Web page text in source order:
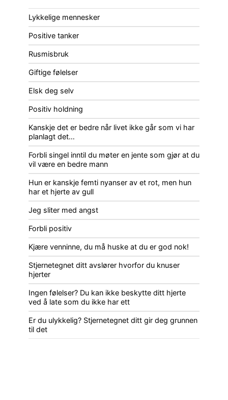
Lykkelige mennesker
Positive tanker
Rusmisbruk
Giftige følelser
Elsk deg selv
Positiv holdning
Kanskje det er bedre når livet ikke går som vi har
planlagt det…
Forbli singel inntil du møter en jente som gjør at du
vil være en bedre mann
Hun er kanskje femti nyanser av et rot, men hun
har et hjerte av gull
Jeg sliter med angst
Forbli positiv
Kjære venninne, du må huske at du er god nok!
Stjernetegnet ditt avslører hvorfor du knuser
hjerter
Ingen følelser? Du kan ikke beskytte ditt hjerte
ved å late som du ikke har ett
Er du ulykkelig? Stjernetegnet ditt gir deg grunnen
til det